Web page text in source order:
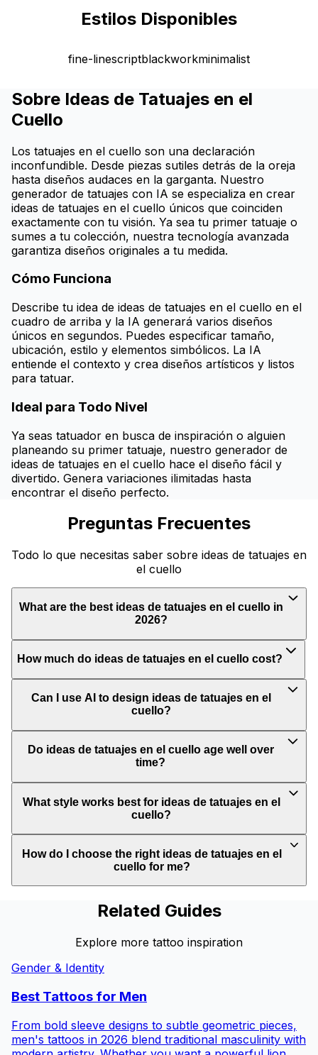
Estilos Disponibles
fine-linescriptblackworkminimalist
Sobre Ideas de Tatuajes en el
Cuello
Los tatuajes en el cuello son una declaración
inconfundible. Desde piezas sutiles detrás de la oreja
hasta diseños audaces en la garganta. Nuestro
generador de tatuajes con IA se especializa en crear
ideas de tatuajes en el cuello únicos que coinciden
exactamente con tu visión. Ya sea tu primer tatuaje o
sumes a tu colección, nuestra tecnología avanzada
garantiza diseños originales a tu medida.
Cómo Funciona
Describe tu idea de ideas de tatuajes en el cuello en el
cuadro de arriba y la IA generará varios diseños
únicos en segundos. Puedes especificar tamaño,
ubicación, estilo y elementos simbólicos. La IA
entiende el contexto y crea diseños artísticos y listos
para tatuar.
Ideal para Todo Nivel
Ya seas tatuador en busca de inspiración o alguien
planeando su primer tatuaje, nuestro generador de
ideas de tatuajes en el cuello hace el diseño fácil y
divertido. Genera variaciones ilimitadas hasta
encontrar el diseño perfecto.
Preguntas Frecuentes
Todo lo que necesitas saber sobre ideas de tatuajes en
el cuello
What are the best ideas de tatuajes en el cuello in
2026?
How much do ideas de tatuajes en el cuello cost?
Can I use AI to design ideas de tatuajes en el
cuello?
Do ideas de tatuajes en el cuello age well over
time?
What style works best for ideas de tatuajes en el
cuello?
How do I choose the right ideas de tatuajes en el
cuello for me?
Related Guides
Explore more tattoo inspiration
Gender & Identity
Best Tattoos for Men
From bold sleeve designs to subtle geometric pieces,
men's tattoos in 2026 blend traditional masculinity with